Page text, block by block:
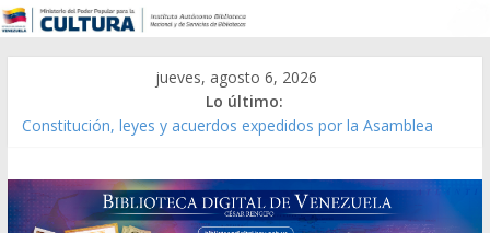
jueves, agosto 6, 2026
Lo último:
Constitución, leyes y acuerdos expedidos por la Asamblea
Modesta Bor Sánchez [material gráfico]
Gaceta Oficial de la República de Venezuela año CXXXIII Mes V,